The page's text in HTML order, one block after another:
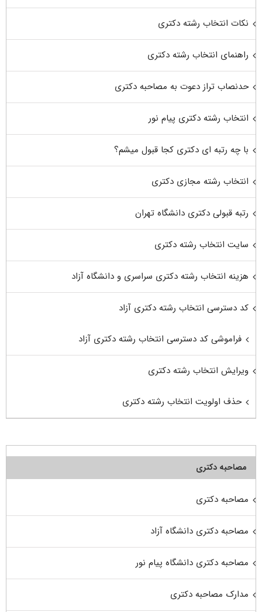
نکات انتخاب رشته دکتری
راهنمای انتخاب رشته دکتری
حدنصاب تراز دعوت به مصاحبه دکتری
انتخاب رشته دکتری پیام نور
با چه رتبه ای دکتری کجا قبول میشم؟
انتخاب رشته مجازی دکتری
رتبه قبولی دکتری دانشگاه تهران
سایت انتخاب رشته دکتری
هزینه انتخاب رشته دکتری سراسری و دانشگاه آزاد
کد دسترسی انتخاب رشته دکتری آزاد
فراموشی کد دسترسی انتخاب رشته دکتری آزاد
ویرایش انتخاب رشته دکتری
حذف اولویت انتخاب رشته دکتری
مصاحبه دکتری
مصاحبه دکتری
مصاحبه دکتری دانشگاه آزاد
مصاحبه دکتری دانشگاه پیام نور
مدارک مصاحبه دکتری